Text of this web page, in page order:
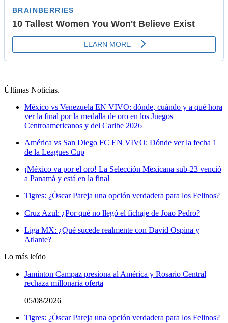
Últimas Noticias.
México vs Venezuela EN VIVO: dónde, cuándo y a qué hora
ver la final por la medalla de oro en los Juegos
Centroamericanos y del Caribe 2026
América vs San Diego FC EN VIVO: Dónde ver la fecha 1
de la Leagues Cup
¡México va por el oro! La Selección Mexicana sub-23 venció
a Panamá y está en la final
Tigres: ¿Óscar Pareja una opción verdadera para los Felinos?
Cruz Azul: ¿Por qué no llegó el fichaje de Joao Pedro?
Liga MX: ¿Qué sucede realmente con David Ospina y
Atlante?
Lo más leído
Jaminton Campaz presiona al América y Rosario Central
rechaza millonaria oferta
05/08/2026
Tigres: ¿Óscar Pareja una opción verdadera para los Felinos?